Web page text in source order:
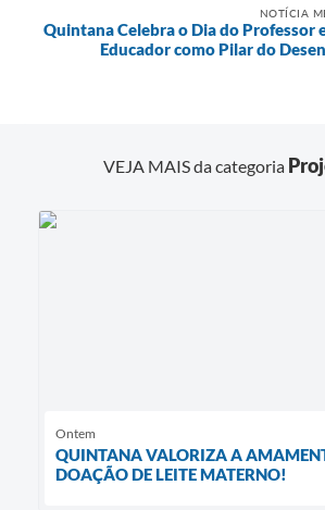
NOTÍCIA
Quintana Celebra o Dia do Professor
Educador como Pilar do
VEJA MAIS da categoria
Ontem
QUINTANA VALORIZA A
DOAÇÃO DE LEITE MATERNO!